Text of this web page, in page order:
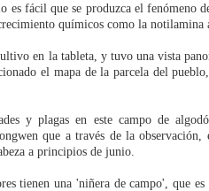
es fácil que se produzca el fenómeno
químicos como la notilamina
en la tableta, y tuvo una vista
el mapa de la parcela del
y plagas en este campo de
que a través de la
a principios de junio.
tienen una 'niñera de campo', que